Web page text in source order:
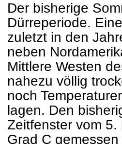
Der bisherige
Dürreperiode.
zuletzt in den
neben
Mittlere Westen
nahezu völlig
noch
lagen. Den
Zeitfenster vom
Grad C